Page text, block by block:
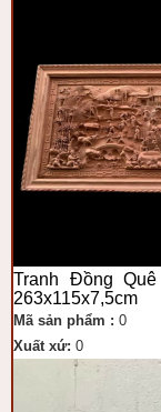
Tranh Đồng
263x115x7,5cm
Mã sản phẩm : 0
Xuất xứ: 0